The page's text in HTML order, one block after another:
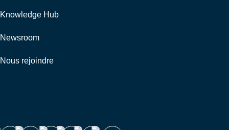
Knowledge Hub
Newsroom
Nous rejoindre